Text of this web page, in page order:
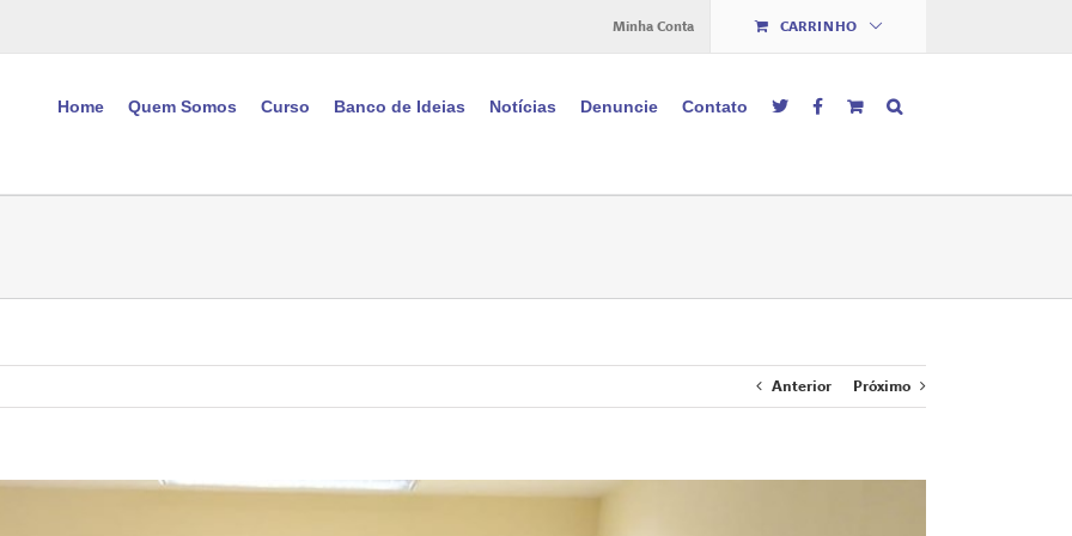
Minha Conta CARRINHO
Home Quem Somos Curso Banco de Ideias Notícias Denuncie Contato
Anterior Próximo